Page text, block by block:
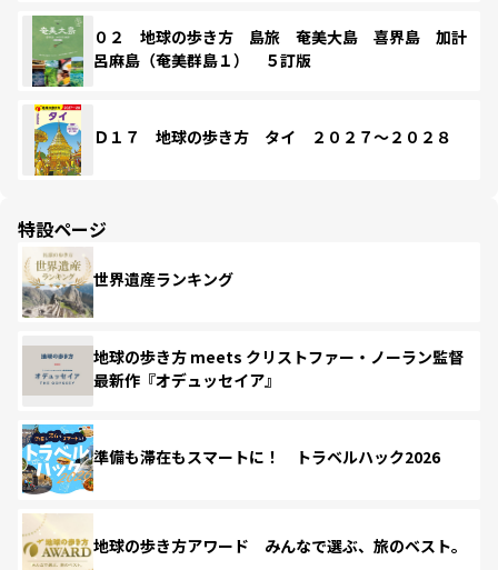
０２ 地球の歩き方 島旅 奄美大島 喜界島 加計
呂麻島（奄美群島１） ５訂版
Ｄ１７ 地球の歩き方 タイ ２０２７～２０２８
特設ページ
世界遺産ランキング
地球の歩き方 meets クリストファー・ノーラン監督
最新作『オデュッセイア』
準備も滞在もスマートに！ トラベルハック2026
地球の歩き方アワード みんなで選ぶ、旅のベスト。